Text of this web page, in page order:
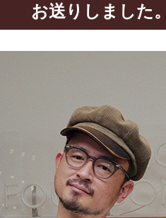
お送りしました。